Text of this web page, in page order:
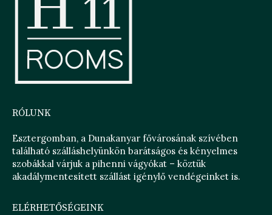
RÓLUNK
Esztergomban, a Dunakanyar fővárosának szívében
található szálláshelyünkön barátságos és kényelmes
szobákkal várjuk a pihenni vágyókat – köztük
akadálymentesített szállást igénylő vendégeinket is.
ELÉRHETŐSÉGEINK